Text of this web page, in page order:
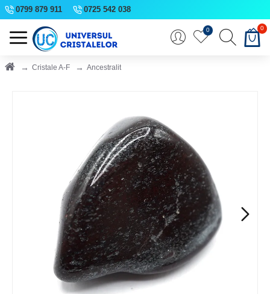
0799 879 911 0725 542 038
0 0
Cristale A-F Ancestralit